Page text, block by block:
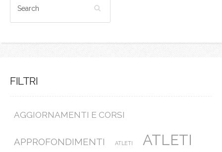
FILTRI
AGGIORNAMENTI E CORSI
APPROFONDIMENTI ATLETI
ATLETI